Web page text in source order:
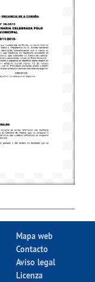
Mapa web
Contacto
Aviso legal
Licenza